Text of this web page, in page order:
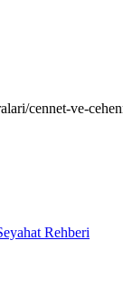
cennet-ve-